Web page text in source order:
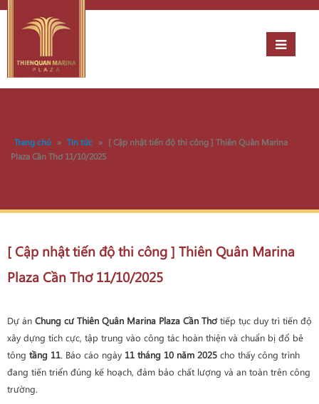
Trang chủ » Tin tức » [ Cập nhật tiến độ thi công ] Thiên Quân Marina
Plaza Cần Thơ 11/10/2025
[ Cập nhật tiến độ thi công ] Thiên Quân Marina
Plaza Cần Thơ 11/10/2025
Dự án Chung cư Thiên Quân Marina Plaza Cần Thơ tiếp tục duy trì tiến độ
xây dựng tích cực, tập trung vào công tác hoàn thiện và chuẩn bị đổ bê
tông tầng 11. Báo cáo ngày 11 tháng 10 năm 2025 cho thấy công trình
đang tiến triển đúng kế hoạch, đảm bảo chất lượng và an toàn trên công
trường.